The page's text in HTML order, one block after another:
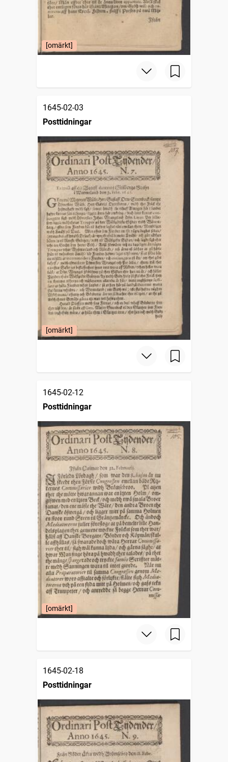
[omärkt]
1645-02-03
Posttidningar
[omärkt]
1645-02-12
Posttidningar
[omärkt]
1645-02-18
Posttidningar